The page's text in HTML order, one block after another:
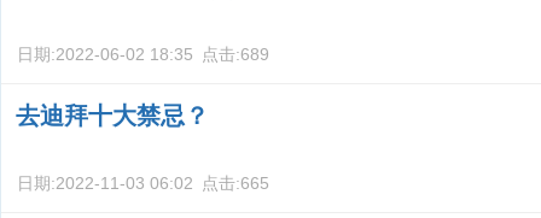
日期:2022-06-02 18:35 点击:689
去迪拜十大禁忌？
日期:2022-11-03 06:02 点击:665